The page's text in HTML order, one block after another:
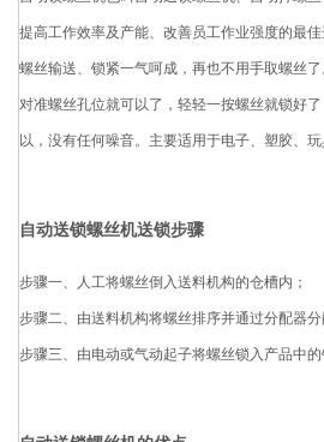
提高工作效率及产能、改善员工作业强度的最
螺丝输送、锁紧一气呵成，再也不用手取螺丝
对准螺丝孔位就可以了，轻轻一按螺丝就锁好
以，没有任何噪音。主要适用于电子、塑胶、
自动送锁螺丝机送锁步骤
步骤一、人工将螺丝倒入送料机构的仓槽内；
步骤二、由送料机构将螺丝排序并通过分配器
步骤三、由电动或气动起子将螺丝锁入产品中的